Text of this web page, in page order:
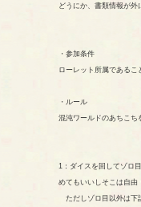
どうにか、書類情報が外
・参加条件
ローレット所属であるこ
・ルール
混沌ワールドのあちこち
1：ダイスを回してゾロ
めてもいいしそこは自由！
ただしゾロ目以外は下